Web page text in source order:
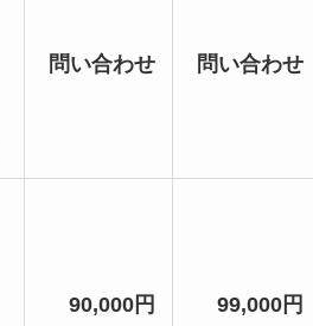
問い合わせ 問い合わせ
90,000円 99,000円